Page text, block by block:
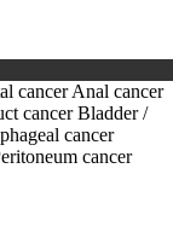
cancerAnal cancer
cancerBladder /
cancer
cancer